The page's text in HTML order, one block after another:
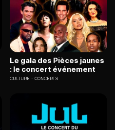
Le gala des Pièces jaunes
: le concert événement
CULTURE CONCERTS